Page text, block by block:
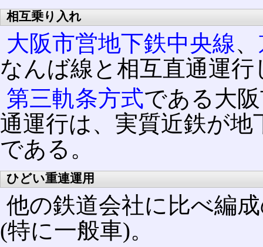
相互乗り入れ
大阪市営地下鉄中央線、
なんば線と相互直通運行
第三軌条方式である大
通運行は、実質近鉄が
である。
ひどい重連運用
他の鉄道会社に比べ編
(特に一般車)。